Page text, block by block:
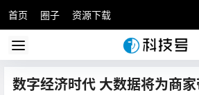
首页 圈子 资源下载
数字经济时代 大数据将为商